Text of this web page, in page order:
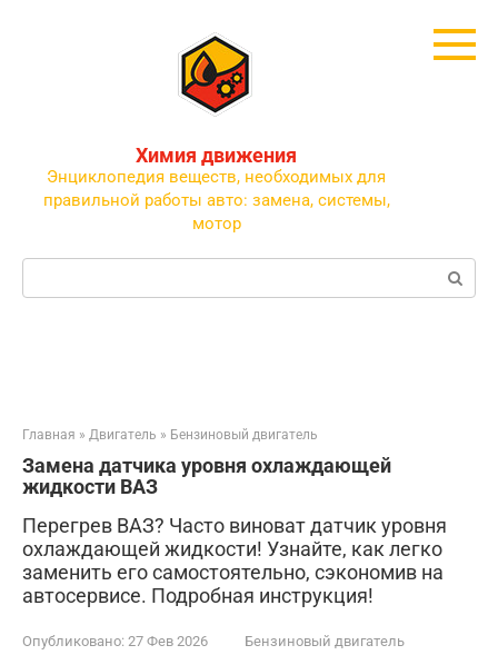
Химия движения
Энциклопедия веществ, необходимых для
правильной работы авто: замена, системы,
мотор
Поиск:
Главная » Двигатель » Бензиновый двигатель
Замена датчика уровня охлаждающей
жидкости ВАЗ
Перегрев ВАЗ? Часто виноват датчик уровня
охлаждающей жидкости! Узнайте, как легко
заменить его самостоятельно, сэкономив на
автосервисе. Подробная инструкция!
Опубликовано: 27 Фев 2026
Бензиновый двигатель